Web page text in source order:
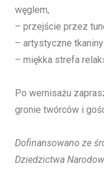
węglem,
– przejście przez
– artystyczne
– miękka strefa
Po wernisażu
gronie twórców i
Dofinansowano ze
Dziedzictwa